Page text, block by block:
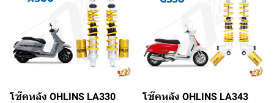
โช๊คหลัง OHLINS LA330
โช๊คหลัง OHLINS LA343